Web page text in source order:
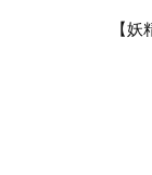
【妖